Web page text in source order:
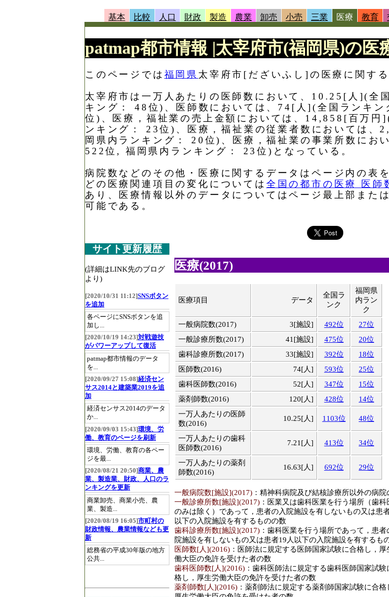
基本 比較 人口 財政 製造 農業 卸売 小売 三業 医療 教育
patmap都市情報 |太宰府市(福岡県)の医
このページでは 福岡県 太宰府市[だざいふし]の医療に関する
太宰府市は一万人あたりの医師数において、10.25[人](全
キング： 48位)、医師数においては、74[人](全国ランキ
位)、医療，福祉業の売上金額においては、14,858[百万円
ンキング： 23位)、医療，福祉業の従業者数においては
岡県内ランキング： 20位)、医療，福祉業の事業所数にお
522位, 福岡県内ランキング： 23位)となっている。
病院数などのその他・医療に関するデータはページ内の表
どの医療関連項目の変化については 全国の都市の医療 医師
あり、医療情報以外のデータについてはページ最上部また
可能である。
医療(2017)
医療項目 データ
全国ラ
ンク
福岡県
内ラン
ク
一般病院数(2017)
3[施設] 492位
27位
一般診療所数(2017)
41[施設] 475位
20位
歯科診療所数(2017)
33[施設] 392位
18位
医師数(2016)
74[人] 593位
25位
歯科医師数(2016)
52[人] 347位
15位
薬剤師数(2016)
120[人] 428位
14位
一万人あたりの医師
数(2016)
10.25[人] 1103位 48位
一万人あたりの歯科
医師数(2016)
7.21[人] 413位 34位
一万人あたりの薬剤
師数(2016)
16.63[人] 692位 29位
一般病院数[施設](2017) ：精神科病院及び結核診療所以外の病院
一般診療所数[施設](2017) ：医業又は歯科医業を行う場所（歯科
のみは除く）であって，患者の入院施設を有しないもの又は患
以下の入院施設を有するものの数
歯科診療所数[施設](2017) ：歯科医業を行う場所であって，患者
院施設を有しないもの又は患者19人以下の入院施設を有するも
医師数[人](2016) ：医師法に規定する医師国家試験に合格し，厚
働大臣の免許を受けた者の数
歯科医師数[人](2016) ：歯科医師法に規定する歯科医師国家試験
格し，厚生労働大臣の免許を受けた者の数
薬剤師数[人](2016) ：薬剤師法に規定する薬剤師国家試験に合格
サイト更新履歴
(詳細はLINK先のブログ
より)
[2020/10/31 11:12]SNSボタン
を追加
各ページにSNSボタンを追
加し...
[2020/10/19 14:23]対戦遊技
がパワーアップして復活
patmap都市情報のデータ
を...
[2020/09/27 15:08]経済セン
サス2014と建築業2019を追
加
経済センサス2014のデータ
か...
[2020/09/03 15:43]環境、労
働、教育のページを刷新
環境、労働、教育の各ペー
ジを最...
[2020/08/21 20:50]商業、農
業、製造業、財政、人口のラ
ンキングを更新
商業卸売、商業小売、農
業、製造...
[2020/08/19 16:05]市町村の
財政情報、農業情報なども更
新
総務省の平成30年版の地方
公共...